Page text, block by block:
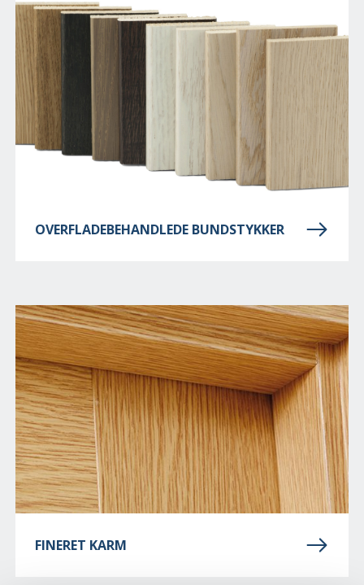
OVERFLADEBEHANDLEDE BUNDSTYKKER
FINERET KARM